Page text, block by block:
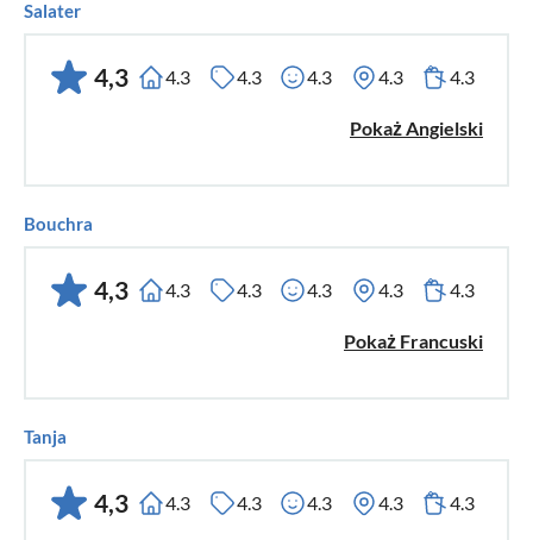
Salater
4,3 4.3 4.3 4.3 4.3 4.3
Pokaż Angielski
Bouchra
4,3 4.3 4.3 4.3 4.3 4.3
Pokaż Francuski
Tanja
4,3 4.3 4.3 4.3 4.3 4.3